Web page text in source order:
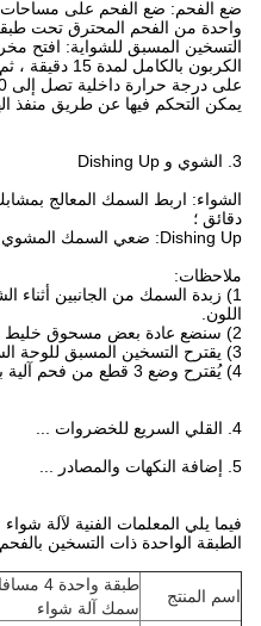
ضع الفحم: ضع الفحم على مساحات
واحدة من الفحم المحترق تحت
التسخين المسبق للشواية: افتح
يمكن التحكم فيها عن طريق منفذ
3. الشوي و Dishing Up
دقائق ؛
Dishing Up: ضعي السمك المشوي على طبق السمك المجهز.
ملاحظات:
1) زبدة السمك من الجانبين أثناء
اللون.
2) سنضع عادة بعض مسحوق خليط الكمون والفلفل الحار عصامي.
3) يقترح التسخين المسبق للوحة السمك.
4) يُقترح وضع 3 قطع من فحم آلية بطول 5 سم تحت اللوحة.
4. القلي السريع للخضروات ...
5. إضافة النكهات والمصادر ...
فيما يلي المعلمات الفنية لآلة
الطبقة الواحدة ذات التسخين
اسم المنتج
سمك آلة شواء